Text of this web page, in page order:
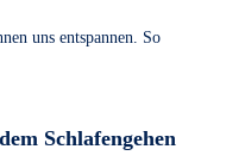
uns entspannen. So
Schlafengehen